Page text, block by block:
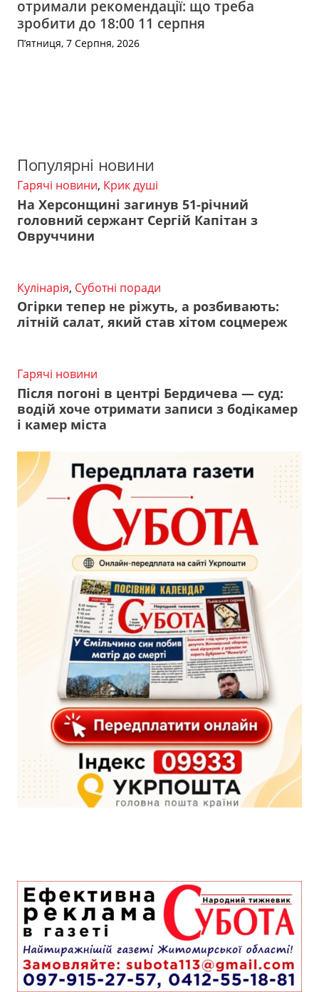
отримали рекомендації: що треба
зробити до 18:00 11 серпня
П’ятниця, 7 Серпня, 2026
Популярні новини
Гарячі новини, Крик душі
На Херсонщині загинув 51-річний
головний сержант Сергій Капітан з
Овруччини
Кулінарія, Суботні поради
Огірки тепер не ріжуть, а розбивають:
літній салат, який став хітом соцмереж
Гарячі новини
Після погоні в центрі Бердичева — суд:
водій хоче отримати записи з бодікамер
і камер міста